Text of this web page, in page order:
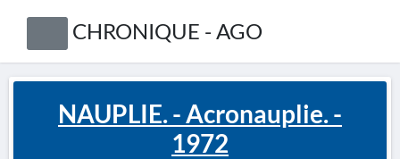
CHRONIQUE - AGO
NAUPLIE. - Acronauplie. -
1972